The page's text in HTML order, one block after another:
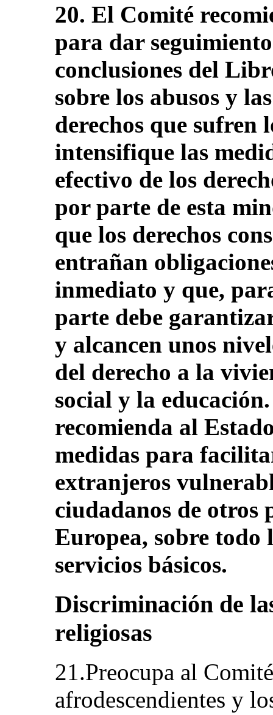
20. El Comité
para dar
conclusiones del
sobre los abusos y
derechos que sufren
intensifique las
efectivo de los
por parte de esta
que los derechos
entrañan
inmediato y que,
parte debe
y alcancen unos
del derecho a la
social y la
recomienda al
medidas para
extranjeros
ciudadanos de otros
Europea, sobre todo
servicios básicos.
Discriminación de
religiosas
21.Preocupa al
afrodescendientes y